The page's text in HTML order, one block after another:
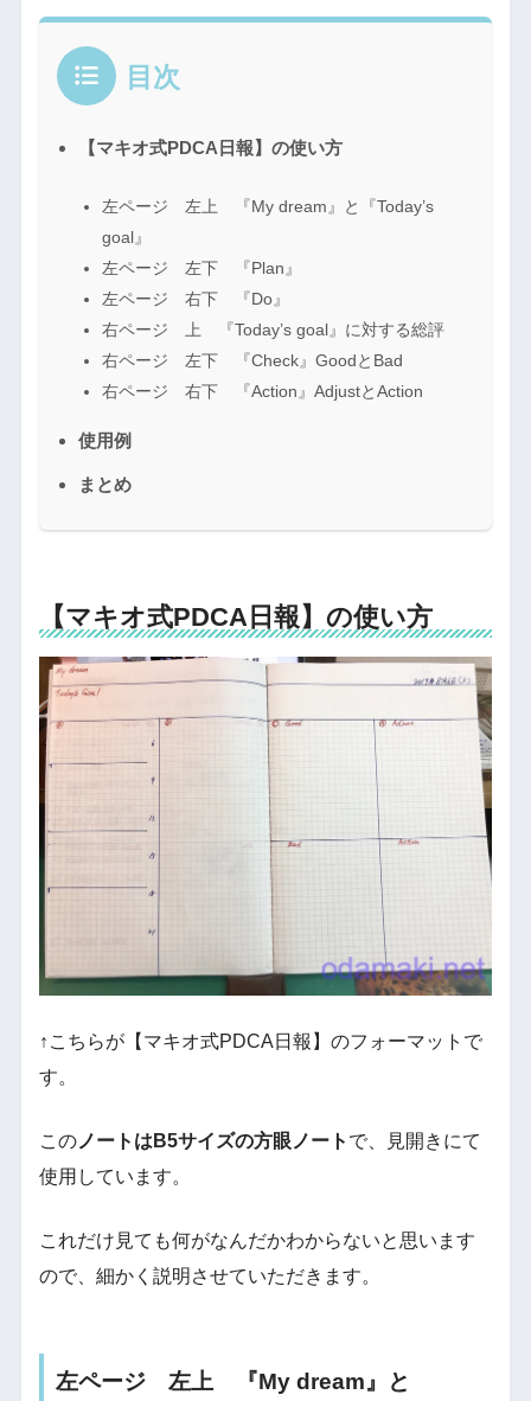
目次
【マキオ式PDCA日報】の使い方
左ページ 左上 『My dream』と『Today’s
goal』
左ページ 左下 『Plan』
左ページ 右下 『Do』
右ページ 上 『Today’s goal』に対する総評
右ページ 左下 『Check』GoodとBad
右ページ 右下 『Action』AdjustとAction
使用例
まとめ
【マキオ式PDCA日報】の使い方
↑こちらが【マキオ式PDCA日報】のフォーマットで
す。
このノートはB5サイズの方眼ノート で、見開きにて
使用しています。
これだけ見ても何がなんだかわからないと思います
ので、細かく説明させていただきます。
左ページ 左上 『My dream』と